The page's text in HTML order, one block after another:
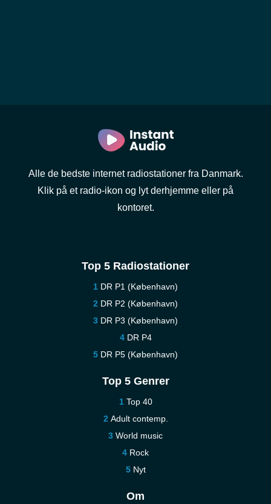
Alle de bedste internet radiostationer fra Danmark.
Klik på et radio-ikon og lyt derhjemme eller på
kontoret.
Top 5 Radiostationer
DR P1 (København)
DR P2 (København)
DR P3 (København)
DR P4
DR P5 (København)
Top 5 Genrer
Top 40
Adult contemp.
World music
Rock
Nyt
Om